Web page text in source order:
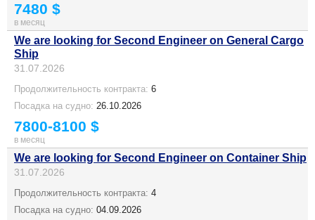
7480 $
в месяц
We are looking for Second Engineer on General Cargo
Ship
31.07.2026
Продолжительность контракта: 6
Посадка на судно: 26.10.2026
7800-8100 $
в месяц
We are looking for Second Engineer on Container Ship
31.07.2026
Продолжительность контракта: 4
Посадка на судно: 04.09.2026